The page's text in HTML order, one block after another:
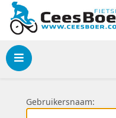
Menu
Gebruikersnaam: